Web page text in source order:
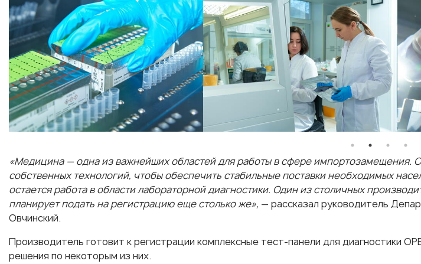
«Медицина — одна из важнейших областей для работы в сфере импортозамещения.
собственных технологий, чтобы обеспечить стабильные поставки необходимых
остается работа в области лабораторной диагностики. Один из столичных
планирует подать на регистрацию еще столько же», — рассказал руководитель
Овчинский.
Производитель готовит к регистрации комплексные тест-панели для диагностики
решения по некоторым из них.